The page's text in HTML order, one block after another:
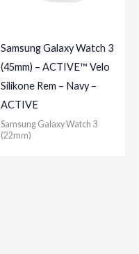
Samsung Galaxy Watch 3
(45mm) – ACTIVE™ Velo
Silikone Rem – Navy –
ACTIVE
Samsung Galaxy Watch 3
(22mm)